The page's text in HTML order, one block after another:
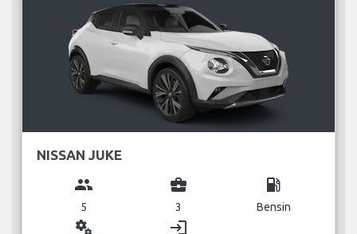
NISSAN JUKE
group
5
business_center
3
local_gas_station
Bensin
miscellaneous_services login